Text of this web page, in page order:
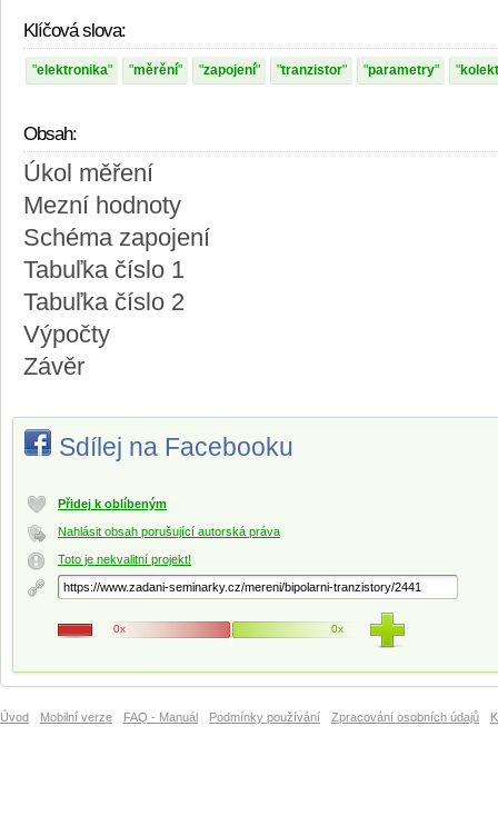
Klíčová slova:
elektronika měrění zapojení tranzistor parametry
Obsah:
Úkol měření
Mezní hodnoty
Schéma zapojení
Tabuľka číslo 1
Tabuľka číslo 2
Výpočty
Závěr
Sdílej na Facebooku
Přidej k oblíbeným
Nahlásit obsah porušující autorská práva
Toto je nekvalitní projekt!
0x 0x
Úvod Mobilní verze FAQ - Manuál Podmínky používání Zpracování osobních údajů